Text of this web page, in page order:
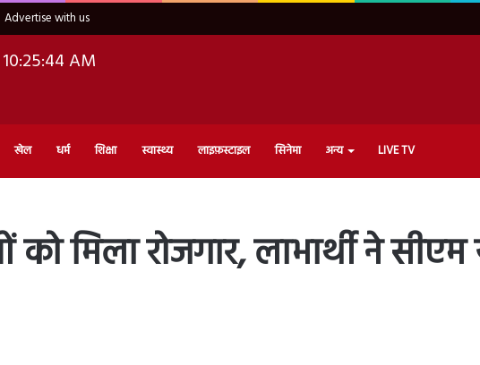
Advertise with us
AM
खेल धर्म शिक्षा स्वास्थ्य लाइफ़स्टाइल सिनेमा अन्य LIVE TV
मिला रोजगार, लाभार्थी ने सीएम